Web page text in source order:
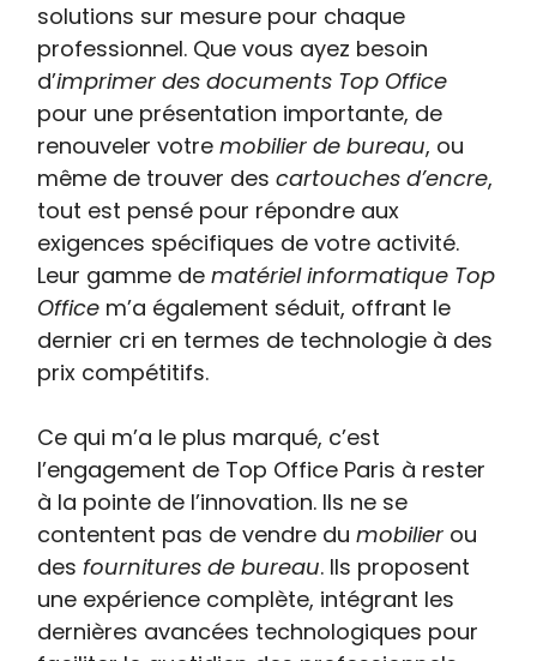
solutions sur mesure pour chaque
professionnel. Que vous ayez besoin
d’imprimer des documents Top Office
pour une présentation importante, de
renouveler votremobilier de bureau, ou
même de trouver descartouches d’encre,
tout est pensé pour répondre aux
exigences spécifiques de votre activité.
Leur gamme dematériel informatique Top
Office m’a également séduit, offrant le
dernier cri en termes de technologie à des
prix compétitifs.
Ce qui m’a le plus marqué, c’est
l’engagement de Top Office Paris à rester
à la pointe de l’innovation. Ils ne se
contentent pas de vendre dumobilier ou
desfournitures de bureau. Ils proposent
une expérience complète, intégrant les
dernières avancées technologiques pour